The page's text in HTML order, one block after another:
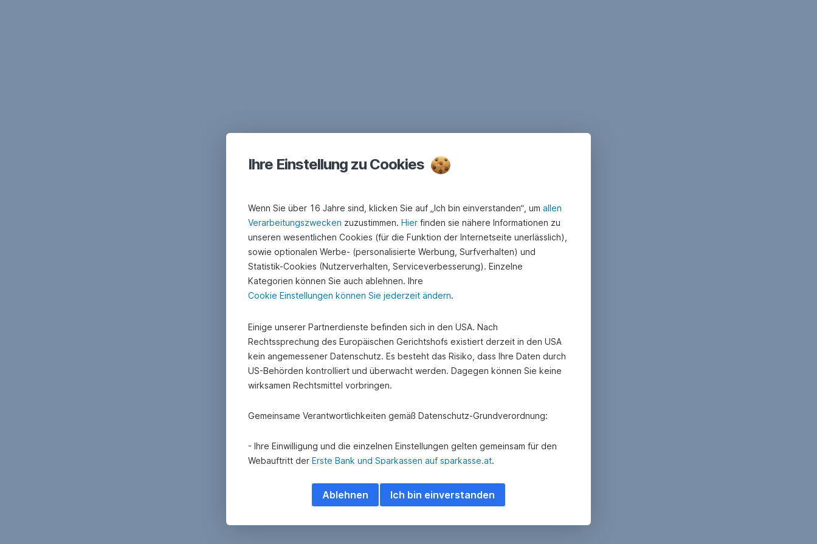
Ihre Einstellung zu Cookies
Wenn Sie über 16 Jahre sind, klicken Sie auf „Ich bin einverstanden“, um allen
Verarbeitungszwecken zuzustimmen. Hier finden sie nähere Informationen zu
unseren wesentlichen Cookies (für die Funktion der Internetseite unerlässlich),
sowie optionalen Werbe- (personalisierte Werbung, Surfverhalten) und
Statistik-Cookies (Nutzerverhalten, Serviceverbesserung). Einzelne
Kategorien können Sie auch ablehnen. Ihre
Cookie Einstellungen können Sie jederzeit ändern.
Einige unserer Partnerdienste befinden sich in den USA. Nach
Rechtssprechung des Europäischen Gerichtshofs existiert derzeit in den USA
kein angemessener Datenschutz. Es besteht das Risiko, dass Ihre Daten durch
US-Behörden kontrolliert und überwacht werden. Dagegen können Sie keine
wirksamen Rechtsmittel vorbringen.
Gemeinsame Verantwortlichkeiten gemäß Datenschutz-Grundverordnung:
- Ihre Einwilligung und die einzelnen Einstellungen gelten gemeinsam für den
Webauftritt der Erste Bank und Sparkassen auf sparkasse.at.
- Mit Adform A/S besteht eine gemeinsame Verantwortlichkeit hinsichtlich
Erhebung und Übermittlung personenbezogener Daten über das Adform
Ich bin einverstanden
Ablehnen